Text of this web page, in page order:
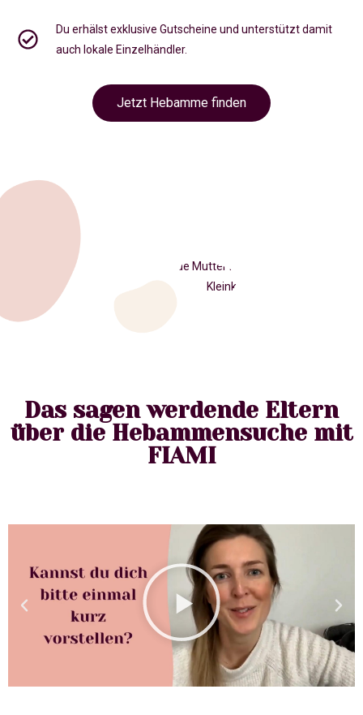
Du erhälst exklusive Gutscheine und unterstützt damit
auch lokale Einzelhändler.
Jetzt Hebamme finden
Das sagen werdende Eltern
über die Hebammensuche mit
FIAMI